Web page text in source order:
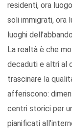
residenti, ora
soli immigrati, ora
luoghi
La realtà è che
decaduti e altri al
trascinare la
afferiscono:
centri storici per
pianificati